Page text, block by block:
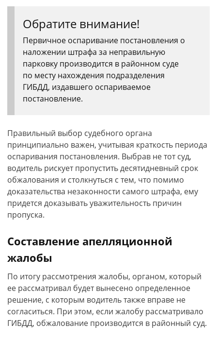
Обратите внимание!
Первичное оспаривание постановления о
наложении штрафа за неправильную
парковку производится в районном суде
по месту нахождения подразделения
ГИБДД, издавшего оспариваемое
постановление.
Правильный выбор судебного органа
принципиально важен, учитывая краткость периода
оспаривания постановления. Выбрав не тот суд,
водитель рискует пропустить десятидневный срок
обжалования и столкнуться с тем, что помимо
доказательства незаконности самого штрафа, ему
придется доказывать уважительность причин
пропуска.
Составление апелляционной
жалобы
По итогу рассмотрения жалобы, органом, который
ее рассматривал будет вынесено определенное
решение, с которым водитель также вправе не
согласиться. При этом, если жалобу рассматривало
ГИБДД, обжалование производится в районный суд.